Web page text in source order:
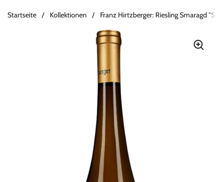
Startseite / Kollektionen / Franz Hirtzberger: Riesling Smaragd